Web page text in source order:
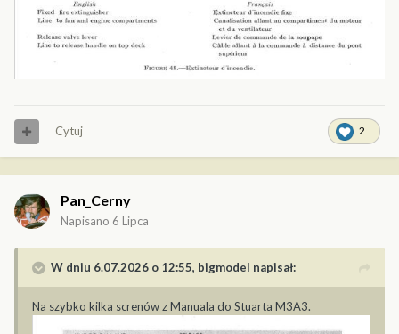
2
Cytuj
Pan_Cerny
Napisano 6 Lipca
W dniu 6.07.2026 o 12:55, bigmodel napisał:
Na szybko kilka screnów z Manuala do Stuarta M3A3.